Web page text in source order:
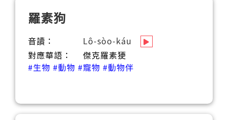
羅素狗
音讀：
Lô-sòo-káu
對應華語：
傑克羅素㹴
#生物 #動物 #寵物 #動物伴